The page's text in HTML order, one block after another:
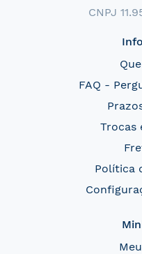
CNPJ
FAQ -
Trocas
Política